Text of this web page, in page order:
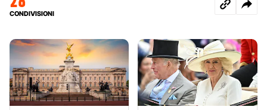
CONDIVISIONI